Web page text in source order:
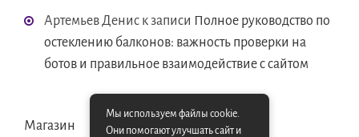
Артемьев Денис к записи Полное руководство по
остеклению балконов: важность проверки на
ботов и правильное взаимодействие с сайтом
Магазин
Мы используем файлы cookie.
Они помогают улучшать сайт и